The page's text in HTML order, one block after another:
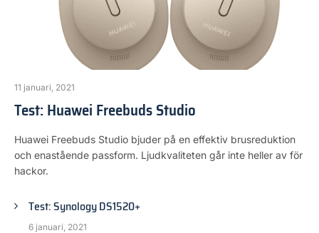
11 januari, 2021
Test: Huawei Freebuds Studio
Huawei Freebuds Studio bjuder på en effektiv brusreduktion
och enastående passform. Ljudkvaliteten går inte heller av för
hackor.
Test: Synology DS1520+
6 januari, 2021